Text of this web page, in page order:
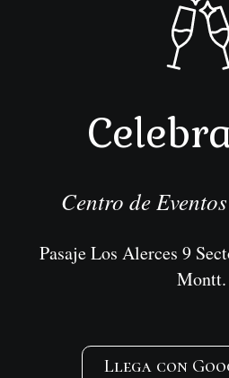
Centro de
Pasaje Los Alerces 9
Montt.
Llega con